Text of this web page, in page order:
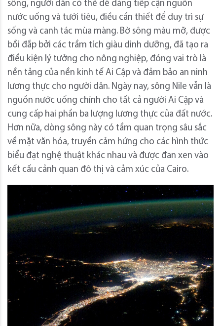
sông, người dân có thể dễ dàng tiếp cận nguồn
nước uống và tưới tiêu, điều cần thiết để duy trì sự
sống và canh tác mùa màng. Bờ sông màu mỡ, được
bồi đắp bởi các trầm tích giàu dinh dưỡng, đã tạo ra
điều kiện lý tưởng cho nông nghiệp, đóng vai trò là
nền tảng của nền kinh tế Ai Cập và đảm bảo an ninh
lương thực cho người dân. Ngày nay, sông Nile vẫn là
nguồn nước uống chính cho tất cả người Ai Cập và
cung cấp hai phần ba lượng lương thực của đất nước.
Hơn nữa, dòng sông này có tầm quan trọng sâu sắc
về mặt văn hóa, truyền cảm hứng cho các hình thức
biểu đạt nghệ thuật khác nhau và được đan xen vào
kết cấu cảnh quan đô thị và cảm xúc của Cairo.